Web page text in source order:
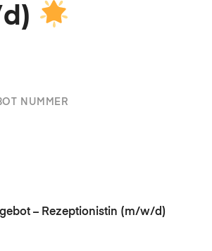
NUMMER
– Rezeptionistin (m/w/d)